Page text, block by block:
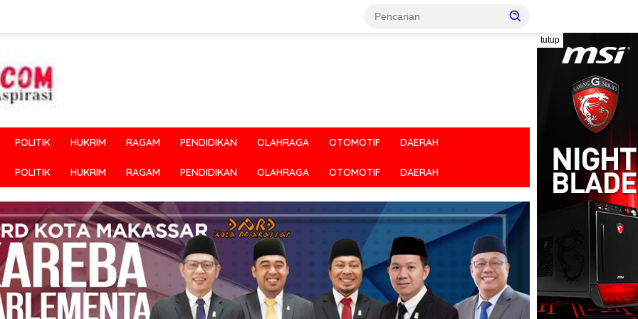
tutup
POLITIK HUKRIM RAGAM PENDIDIKAN OLAHRAGA OTOMOTIF DAERAH
POLITIK HUKRIM RAGAM PENDIDIKAN OLAHRAGA OTOMOTIF DAERAH